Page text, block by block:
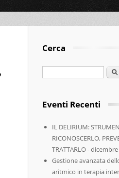
Cerca
Eventi Recenti
IL DELIRIUM:
RICONOSCERLO,
TRATTARLO -
Gestione avanzata
aritmico in terapia